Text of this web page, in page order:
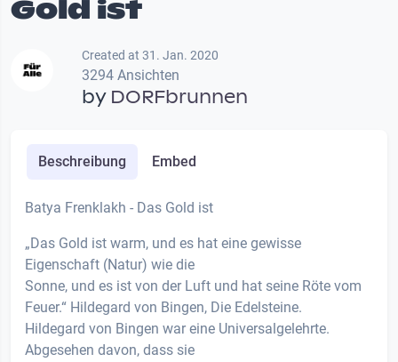
Gold ist
Created at 31. Jan. 2020
3294 Ansichten
by DORFbrunnen
Beschreibung Embed
Batya Frenklakh - Das Gold ist
„Das Gold ist warm, und es hat eine gewisse
Eigenschaft (Natur) wie die
Sonne, und es ist von der Luft und hat seine Röte vom
Feuer.“ Hildegard von Bingen, Die Edelsteine.
Hildegard von Bingen war eine Universalgelehrte.
Abgesehen davon, dass sie